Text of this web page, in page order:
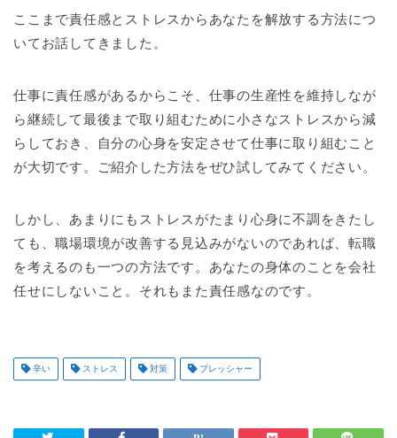
ここまで責任感とストレスからあなたを解放する方法につ
いてお話してきました。
仕事に責任感があるからこそ、仕事の生産性を維持しなが
ら継続して最後まで取り組むために小さなストレスから減
らしておき、自分の心身を安定させて仕事に取り組むこと
が大切です。ご紹介した方法をぜひ試してみてください。
しかし、あまりにもストレスがたまり心身に不調をきたし
ても、職場環境が改善する見込みがないのであれば、転職
を考えるのも一つの方法です。あなたの身体のことを会社
任せにしないこと。それもまた責任感なのです。
辛い ストレス 対策 プレッシャー